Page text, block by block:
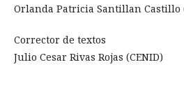
Orlanda Patricia Santillan Castillo
Corrector de textos
Julio Cesar Rivas Rojas (CENID)